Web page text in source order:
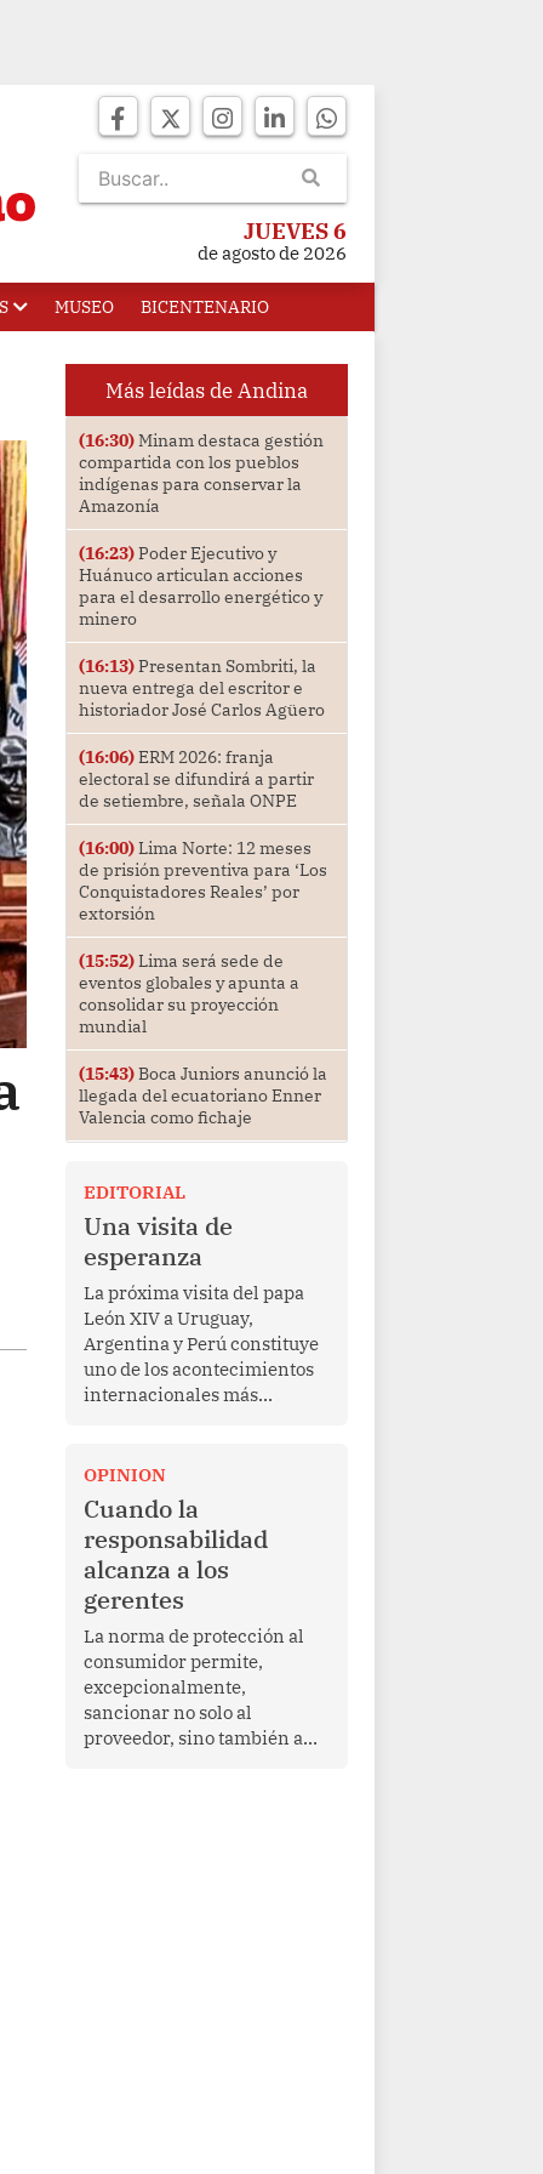
JUEVES 6
de agosto de 2026
MUSEO BICENTENARIO
Más leídas de Andina
(16:30)Minam destaca gestión
compartida con los pueblos
indígenas para conservar la
Amazonía
(16:23)Poder Ejecutivo y
Huánuco articulan acciones
para el desarrollo energético y
minero
(16:13)Presentan Sombriti, la
nueva entrega del escritor e
historiador José Carlos Agüero
(16:06)ERM 2026: franja
electoral se difundirá a partir
de setiembre, señala ONPE
(16:00)Lima Norte: 12 meses
de prisión preventiva para ‘Los
Conquistadores Reales’ por
extorsión
(15:52)Lima será sede de
eventos globales y apunta a
consolidar su proyección
mundial
(15:43)Boca Juniors anunció la
llegada del ecuatoriano Enner
Valencia como fichaje
EDITORIAL
Una visita de
esperanza
La próxima visita del papa
León XIV a Uruguay,
Argentina y Perú constituye
uno de los acontecimientos
internacionales más
Más allá de su dimensión
religiosa, esta gira
representa una oportunidad
para reafirmar el valor del
diálogo, fortalecer los
vínculos entre los pueblos y
proyectar una imagen de
cooperación en una región
que enfrenta desafíos en
materia de desarrollo,
cohesión social y
gobernabilidad.
OPINION
Cuando la
responsabilidad
alcanza a los
gerentes
La norma de protección al
consumidor permite,
excepcionalmente,
sancionar no solo al
proveedor, sino también a